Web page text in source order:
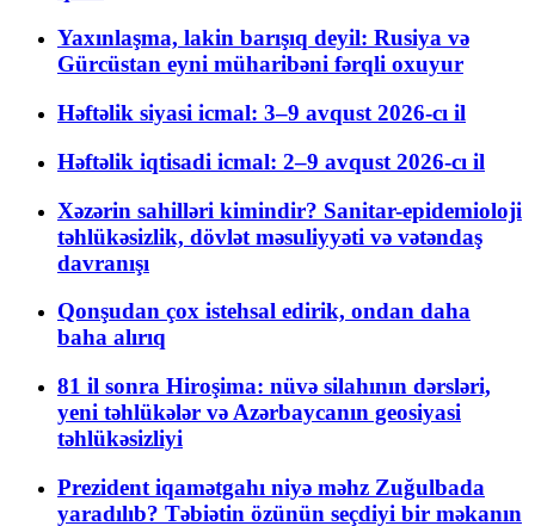
Yaxınlaşma, lakin barışıq deyil: Rusiya və
Gürcüstan eyni müharibəni fərqli oxuyur
Həftəlik siyasi icmal: 3–9 avqust 2026-cı il
Həftəlik iqtisadi icmal: 2–9 avqust 2026-cı il
Xəzərin sahilləri kimindir? Sanitar-epidemioloji
təhlükəsizlik, dövlət məsuliyyəti və vətəndaş
davranışı
Qonşudan çox istehsal edirik, ondan daha
baha alırıq
81 il sonra Hiroşima: nüvə silahının dərsləri,
yeni təhlükələr və Azərbaycanın geosiyasi
təhlükəsizliyi
Prezident iqamətgahı niyə məhz Zuğulbada
yaradılıb? Təbiətin özünün seçdiyi bir məkanın